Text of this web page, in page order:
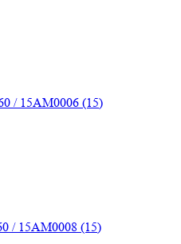
/ 15AM0006 (15)
/ 15AM0008 (15)